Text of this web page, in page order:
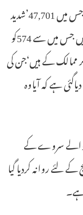
جملہ 304,746مسافرین کی آمد ہوئی ہے‘ جس میں 47,701’شدید
خطرے‘والے ممالک سے تعلق رکھتے ہیں جس میں سے 574کو
مثبت پایاگیا ہے اور دیگر666دیگر ممالک کے ہیں‘جن کی
ہے کہ آیاوہ
والے سروے کے
بھی جانچ کے لئے روانہ کردیا گیا